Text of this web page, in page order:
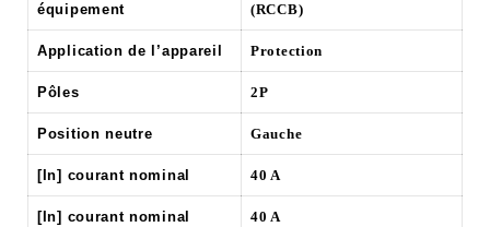
équipement
(RCCB)
Application de l’appareil Protection
Pôles 2P
Position neutre Gauche
[In] courant nominal 40 A
[In] courant nominal 40 A